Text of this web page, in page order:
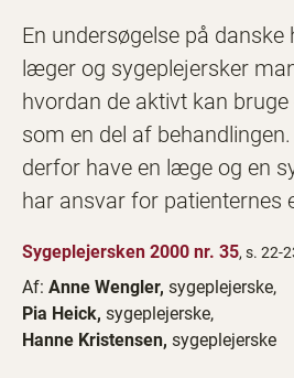
En undersøgelse på danske
læger og sygeplejersker
hvordan de aktivt kan
som en del af
derfor have en læge og en
har ansvar for patienternes
Sygeplejersken 2000 nr. 35, s. 22-
Af: Anne Wengler, sygeplejerske,
Pia Heick, sygeplejerske,
Hanne Kristensen, sygeplejerske